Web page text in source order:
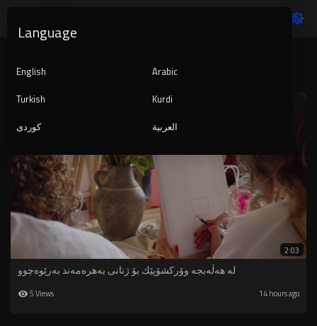
Latest videos
2:03
لە ‌هەڵەبجە وۆركشۆپێك بۆ ژنانی بەهرەمەند بەرێوەچوو
5 Views 14 hours ago
Language
English
Arabic
Turkish
Kurdi
کوردی
العربية